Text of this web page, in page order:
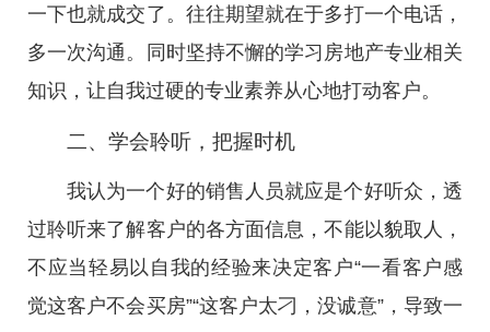
一下也就成交了。往往期望就在于多打一个电话，
多一次沟通。同时坚持不懈的学习房地产专业相关
知识，让自我过硬的专业素养从心地打动客户。
二、学会聆听，把握时机
我认为一个好的销售人员就应是个好听众，透
过聆听来了解客户的各方面信息，不能以貌取人，
不应当轻易以自我的经验来决定客户“一看客户感
觉这客户不会买房”“这客户太刁，没诚意”，导致一